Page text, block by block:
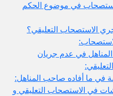
في موضوع الحكم
الاستصحاب التعليقي؟
في عدم جريان
في ما أفاده صاحب المناهل:
في الاستصحاب التعليقي و